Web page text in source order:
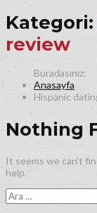
Kategori:
review
Anasayfa
Hispanic
Nothing
It seems we can’t
help.
Arama: